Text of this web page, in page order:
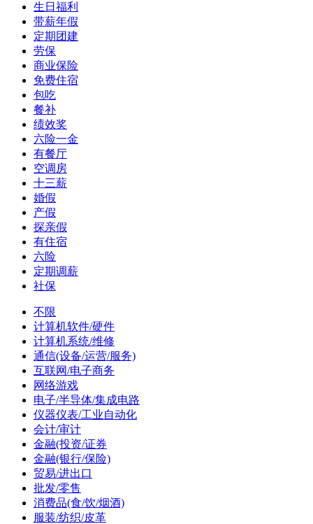
生日福利
带薪年假
定期团建
劳保
商业保险
免费住宿
包吃
餐补
绩效奖
六险一金
有餐厅
空调房
十三薪
婚假
产假
探亲假
有住宿
六险
定期调薪
社保
不限
计算机软件/硬件
计算机系统/维修
通信(设备/运营/服务)
互联网/电子商务
网络游戏
电子/半导体/集成电路
仪器仪表/工业自动化
会计/审计
金融(投资/证券
金融(银行/保险)
贸易/进出口
批发/零售
消费品(食/饮/烟酒)
服装/纺织/皮革